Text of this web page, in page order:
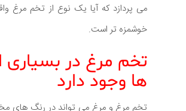
می پردازد که آیا یک نوع از تخم مرغ
خوشمزه تر است.
تخم مرغ در بسیاری
ها وجود دارد
تخم مرغ و مرغ می تواند در رنگ های